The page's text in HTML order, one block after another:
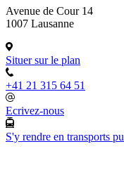
Avenue de Cour 14
1007 Lausanne
Situer sur le plan
+41 21 315 64 51
Ecrivez-nous
S'y rendre en transports